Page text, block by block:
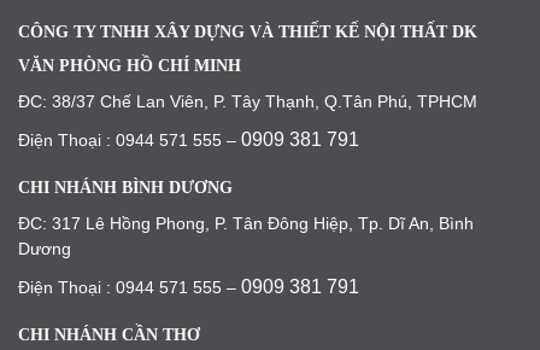
CÔNG TY TNHH XÂY DỰNG VÀ THIẾT KẾ NỘI THẤT DK
VĂN PHÒNG HỒ CHÍ MINH
ĐC: 38/37 Chế Lan Viên, P. Tây Thạnh, Q.Tân Phú, TPHCM
Điện Thoại : 0944 571 555 – 0909 381 791
CHI NHÁNH BÌNH DƯƠNG
ĐC: 317 Lê Hồng Phong, P. Tân Đông Hiệp, Tp. Dĩ An, Bình
Dương
Điện Thoại : 0944 571 555 – 0909 381 791
CHI NHÁNH CẦN THƠ